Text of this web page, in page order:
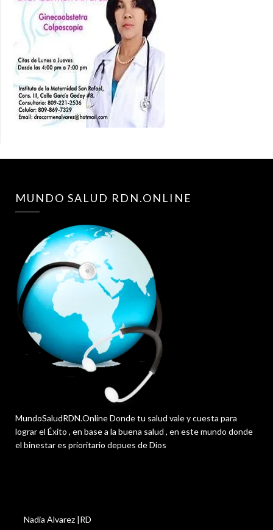
MUNDO SALUD RDN.ONLINE
MundoSaludRDN.Online Donde tu salud vale y cuesta para
lograr el Éxito , en base a la buena salud , en este mundo donde
el binestar es prioritario depues de Dios
Nadia Alvarez |RD